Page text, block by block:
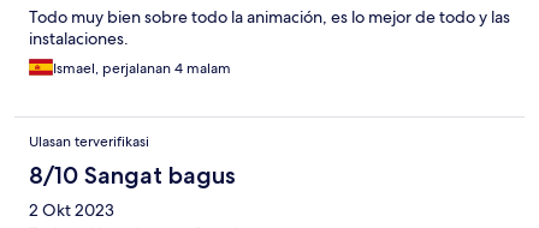
Todo muy bien sobre todo la animación, es lo mejor de todo y las
instalaciones.
Ismael, perjalanan 4 malam
Ulasan terverifikasi
8/10 Sangat bagus
2 Okt 2023